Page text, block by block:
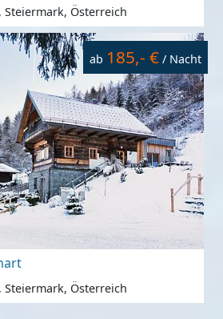
Steiermark, Österreich
ab 185,- € / Nacht
Steiermark, Österreich